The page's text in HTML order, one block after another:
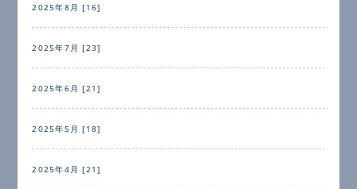
2025年8月 [16]
2025年7月 [23]
2025年6月 [21]
2025年5月 [18]
2025年4月 [21]